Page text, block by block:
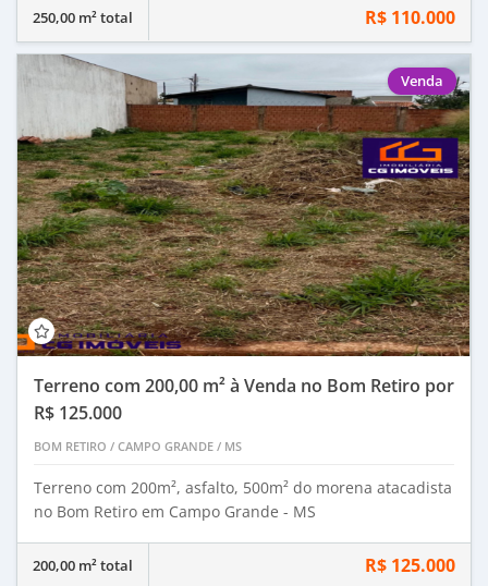
250,00 m² total R$ 110.000
Venda
Terreno com 200,00 m² à Venda no Bom Retiro por
R$ 125.000
BOM RETIRO / CAMPO GRANDE / MS
Terreno com 200m², asfalto, 500m² do morena atacadista
no Bom Retiro em Campo Grande - MS
200,00 m² total R$ 125.000